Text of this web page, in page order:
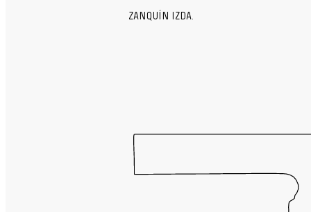
ZANQUÍN IZDA.